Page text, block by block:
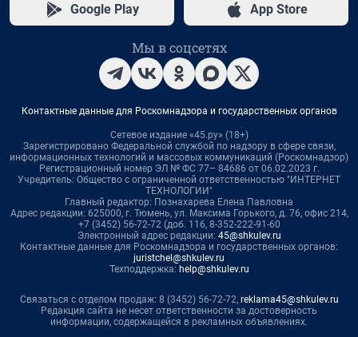
Google Play App Store
Мы в соцсетях
Контактные данные для Роскомнадзора и государственных органов
Сетевое издание «45.ру» (18+)
Зарегистрировано Федеральной службой по надзору в сфере связи,
информационных технологий и массовых коммуникаций (Роскомнадзор)
Регистрационный номер ЭЛ № ФС 77– 84686 от 06.02.2023 г.
Учредитель: Общество с ограниченной ответственностью "ИНТЕРНЕТ
ТЕХНОЛОГИИ"
Главный редактор: Познахарева Елена Павловна
Адрес редакции: 625000, г. Тюмень, ул. Максима Горького, д. 76, офис 214,
+7 (3452) 56-72-72 (доб. 116, 8-352-222-91-60
Электронный адрес редакции: 45@shkulev.ru
Контактные данные для Роскомнадзора и государственных органов:
juristchel@shkulev.ru
Техподдержка: help@shkulev.ru
Связаться с отделом продаж: 8 (3452) 56-72-72, reklama45@shkulev.ru
Редакция сайта не несет ответственности за достоверность
информации, содержащейся в рекламных объявлениях.